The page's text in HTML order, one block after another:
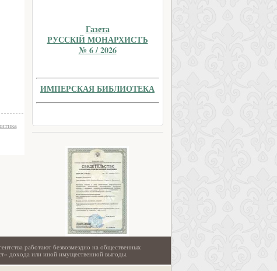
Газета
РУССКIЙ МОНАРХИСТЪ
№ 6 / 2026
ИМПЕРСКАЯ БИБЛИОТЕКА
работают безвозмездно на общественных
дохода или иной имущественной выгоды.